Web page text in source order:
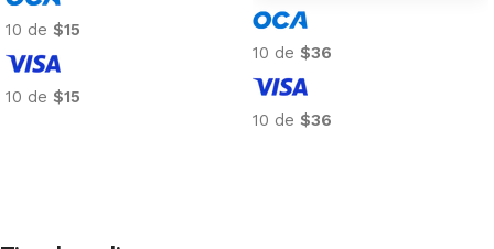
10 de $15
10 de $15
10 de $36
10 de $36